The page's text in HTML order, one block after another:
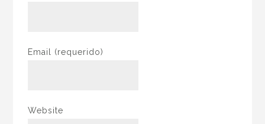
Email (requerido)
Website